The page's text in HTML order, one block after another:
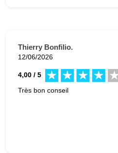
Thierry Bonfilio.
12/06/2026
4,00 / 5
Très bon conseil